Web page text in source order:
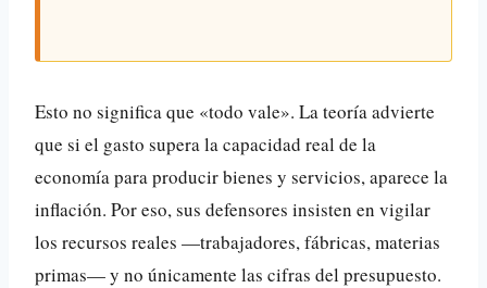
Esto no significa que «todo vale». La teoría advierte
que si el gasto supera la capacidad real de la
economía para producir bienes y servicios, aparece la
inflación. Por eso, sus defensores insisten en vigilar
los recursos reales —trabajadores, fábricas, materias
primas— y no únicamente las cifras del presupuesto.